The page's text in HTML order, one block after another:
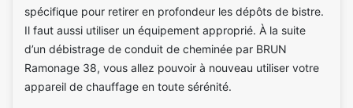
spécifique pour retirer en profondeur les dépôts de bistre.
Il faut aussi utiliser un équipement approprié. À la suite
d’un débistrage de conduit de cheminée par BRUN
Ramonage 38, vous allez pouvoir à nouveau utiliser votre
appareil de chauffage en toute sérénité.